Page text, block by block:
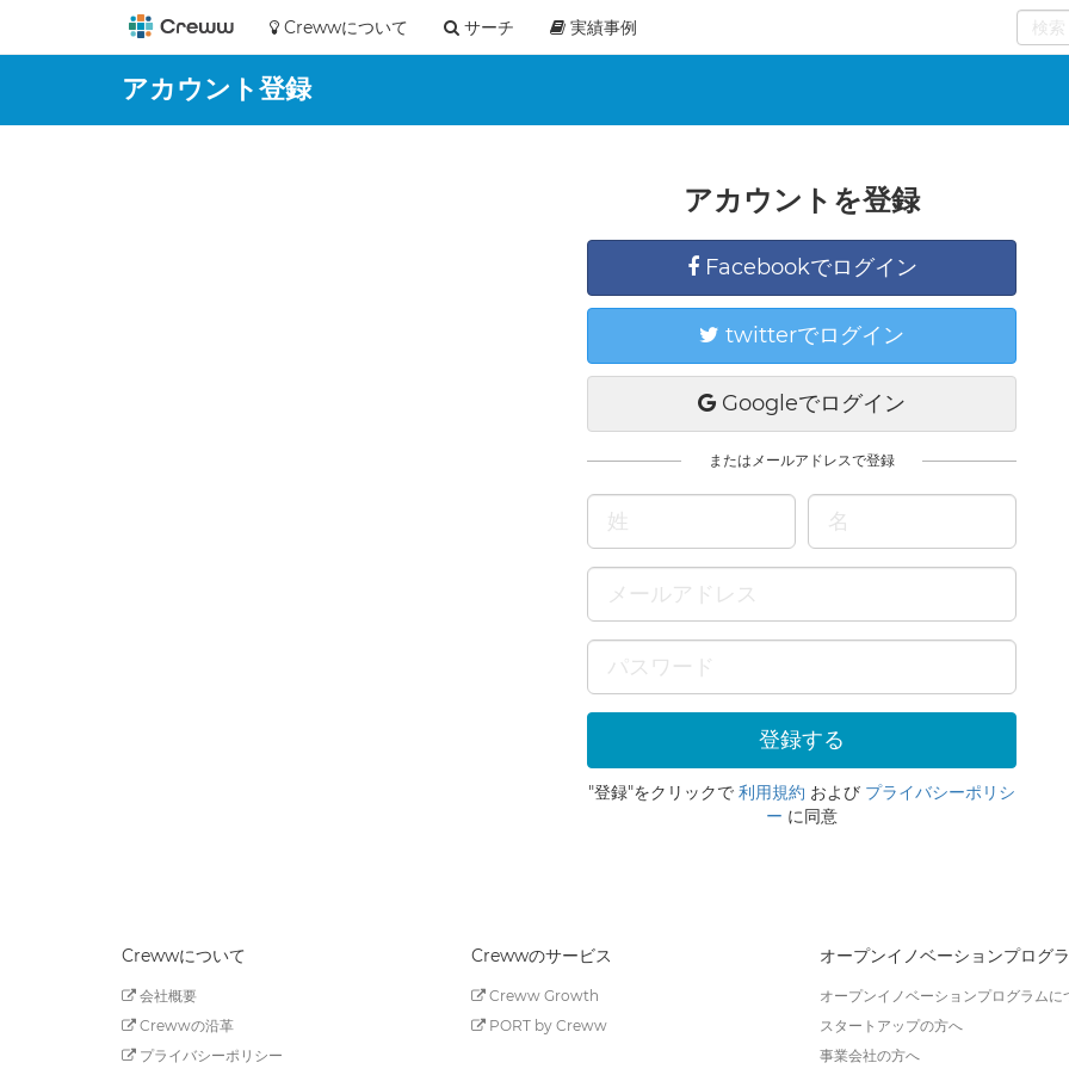
Crewwについて サーチ 実績事例
0
アカウント登録
アカウントを登録
Facebookでログイン
twitterでログイン
Googleでログイン
またはメールアドレスで登録
"登録"をクリックで 利用規約 および プライバシーポリシ
ー に同意
Crewwについて
会社概要
Crewwの沿革
プライバシーポリシー
Crewwのサービス
Creww Growth
PORT by Creww
オープンイノベーションプログ
オープンイノベーションプログラムに
スタートアップの方へ
事業会社の方へ